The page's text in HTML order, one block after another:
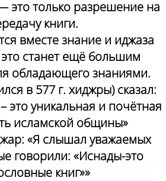
это только разрешение на
книги.
вместе знание и иджаза
станет ещё большим
обладающего знаниями.
в 577 г. хиджры) сказал:
это уникальная и почётная
исламской общины»
«Я слышал уважаемых
говорили: «Иснады-это
книг»»